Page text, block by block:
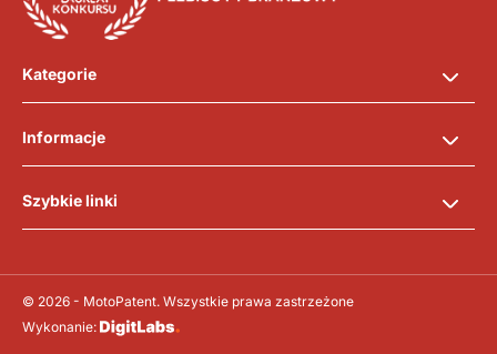
Kategorie
Informacje
Szybkie linki
© 2026 - MotoPatent. Wszystkie prawa zastrzeżone
Wykonanie: